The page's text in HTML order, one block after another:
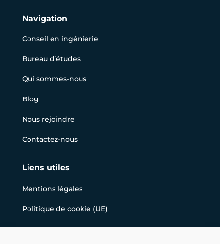
Navigation
Conseil en ingénierie
Bureau d’études
Qui sommes-nous
Blog
Nous rejoindre
Contactez-nous
Liens utiles
Mentions légales
Politique de cookie (UE)